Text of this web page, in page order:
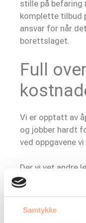
Samtykke
stille på befaring
komplette tilbud
ansvar for når
borettslaget.
Full
Vi er opptatt av
og jobber hardt
ved oppgavene
Der vi vet andre
oppdraget, for
senere, er vi i